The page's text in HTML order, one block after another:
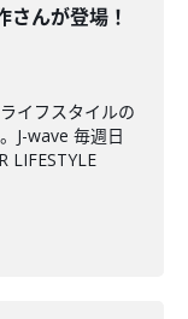
さんが登場！
イフスタイルの
J-wave 毎週日
LIFESTYLE